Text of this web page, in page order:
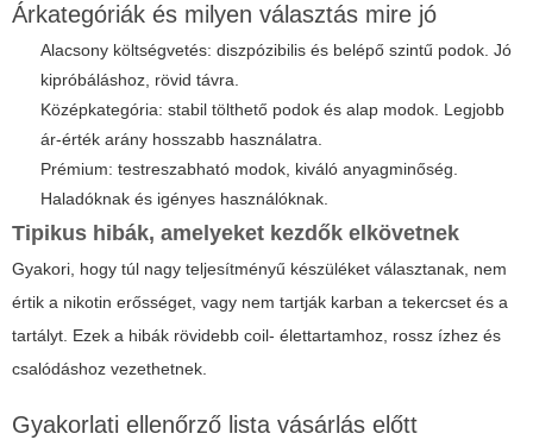
Árkategóriák és milyen választás mire jó
Alacsony költségvetés: diszpózibilis és belépő szintű podok. Jó
kipróbáláshoz, rövid távra.
Középkategória: stabil tölthető podok és alap modok. Legjobb
ár-érték arány hosszabb használatra.
Prémium: testreszabható modok, kiváló anyagminőség.
Haladóknak és igényes használóknak.
Tipikus hibák, amelyeket kezdők elkövetnek
Gyakori, hogy túl nagy teljesítményű készüléket választanak, nem
értik a nikotin erősséget, vagy nem tartják karban a tekercset és a
tartályt. Ezek a hibák rövidebb coil- élettartamhoz, rossz ízhez és
csalódáshoz vezethetnek.
Gyakorlati ellenőrző lista vásárlás előtt